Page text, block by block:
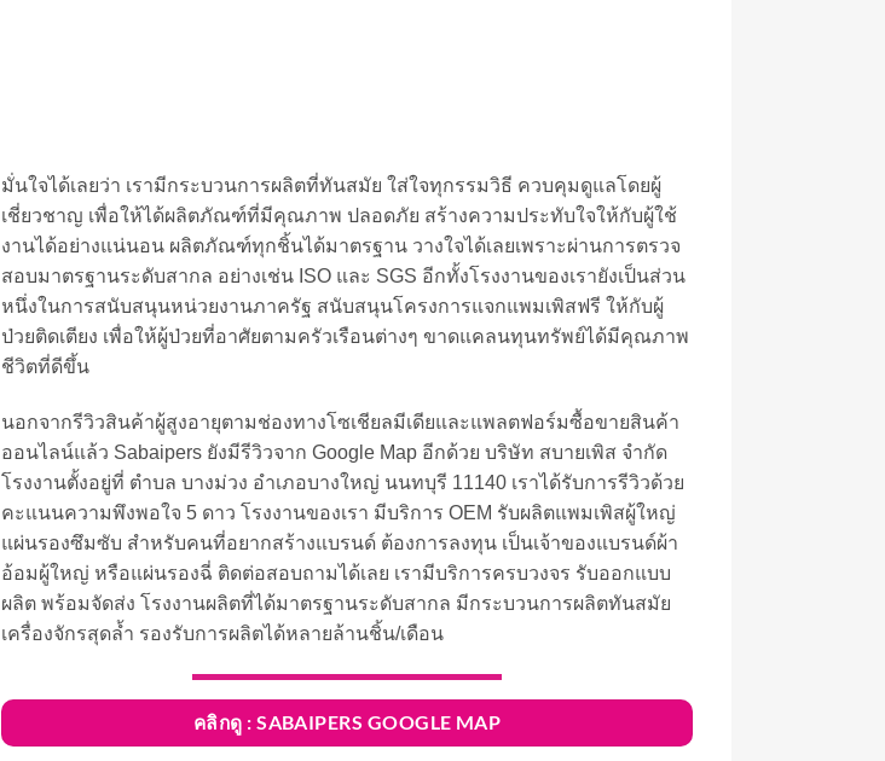
มั่นใจได้เลยว่า เรามีกระบวนการผลิตที่ทันสมัย ใส่ใจทุกรรมวิธี ควบคุมดูแลโดยผู้
เชี่ยวชาญ เพื่อให้ได้ผลิตภัณฑ์ที่มีคุณภาพ ปลอดภัย สร้างความประทับใจให้กับผู้ใช้
งานได้อย่างแน่นอน ผลิตภัณฑ์ทุกชิ้นได้มาตรฐาน วางใจได้เลยเพราะผ่านการตรวจ
สอบมาตรฐานระดับสากล อย่างเช่น ISO และ SGS อีกทั้งโรงงานของเรายังเป็นส่วน
หนึ่งในการสนับสนุนหน่วยงานภาครัฐ สนับสนุนโครงการแจกแพมเพิสฟรี ให้กับผู้
ป่วยติดเตียง เพื่อให้ผู้ป่วยที่อาศัยตามครัวเรือนต่างๆ ขาดแคลนทุนทรัพย์ได้มีคุณภาพ
ชีวิตที่ดีขึ้น
นอกจากรีวิวสินค้าผู้สูงอายุตามช่องทางโซเชียลมีเดียและแพลตฟอร์มซื้อขายสินค้า
ออนไลน์แล้ว Sabaipers ยังมีรีวิวจาก Google Map อีกด้วย บริษัท สบายเพิส จำกัด
โรงงานตั้งอยู่ที่ ตำบล บางม่วง อำเภอบางใหญ่ นนทบุรี 11140 เราได้รับการรีวิวด้วย
คะแนนความพึงพอใจ 5 ดาว โรงงานของเรา มีบริการ OEM รับผลิตแพมเพิสผู้ใหญ่
แผ่นรองซึมซับ สำหรับคนที่อยากสร้างแบรนด์ ต้องการลงทุน เป็นเจ้าของแบรนด์ผ้า
อ้อมผู้ใหญ่ หรือแผ่นรองฉี่ ติดต่อสอบถามได้เลย เรามีบริการครบวงจร รับออกแบบ
ผลิต พร้อมจัดส่ง โรงงานผลิตที่ได้มาตรฐานระดับสากล มีกระบวนการผลิตทันสมัย
เครื่องจักรสุดล้ำ รองรับการผลิตได้หลายล้านชิ้น/เดือน
คลิกดู : SABAIPERS GOOGLE MAP